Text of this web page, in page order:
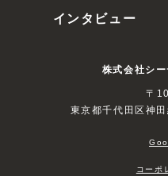
インタビュー
株式会社シ
〒
東京都千代田区神
コーポ